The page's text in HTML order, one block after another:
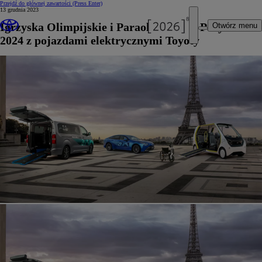
Przejdź do głównej zawartości (Press Enter)
Otwórz menu
13 grudnia 2023
Igrzyska Olimpijskie i Paraolimpijskie Paryż
2024 z pojazdami elektrycznymi Toyoty